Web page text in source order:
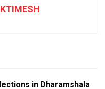
in Dharamshala